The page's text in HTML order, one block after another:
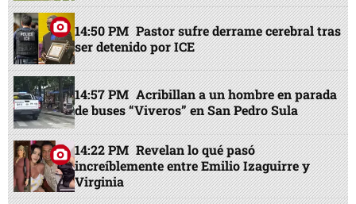
14:50 PM Pastor sufre derrame cerebral tras
ser detenido por ICE
14:57 PM Acribillan a un hombre en parada
de buses “Viveros” en San Pedro Sula
14:22 PM Revelan lo qué pasó
increíblemente entre Emilio Izaguirre y
Virginia